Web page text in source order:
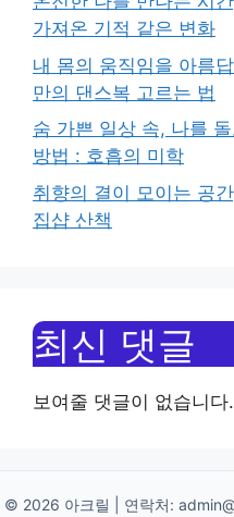
가져온 기적 같은 변화
내 몸의 움직임을 아름
만의 댄스복 고르는 법
숨 가쁜 일상 속, 나를
방법 : 호흡의 미학
취향의 결이 모이는 공
집샵 산책
최신 댓글
보여줄 댓글이 없습니다.
© 2026 아크릴 | 연락처: